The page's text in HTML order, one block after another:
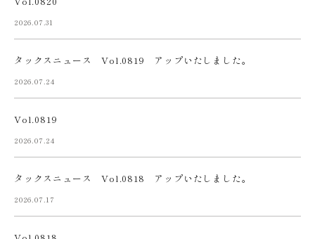
2026.07.31
タックスニュース Vol.0819 アップいたしました。
2026.07.24
Vol.0819
2026.07.24
タックスニュース Vol.0818 アップいたしました。
2026.07.17